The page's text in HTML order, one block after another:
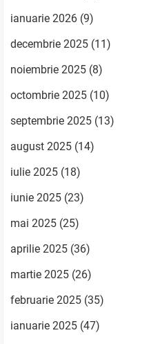
ianuarie 2026 (9)
decembrie 2025 (11)
noiembrie 2025 (8)
octombrie 2025 (10)
septembrie 2025 (13)
august 2025 (14)
iulie 2025 (18)
iunie 2025 (23)
mai 2025 (25)
aprilie 2025 (36)
martie 2025 (26)
februarie 2025 (35)
ianuarie 2025 (47)